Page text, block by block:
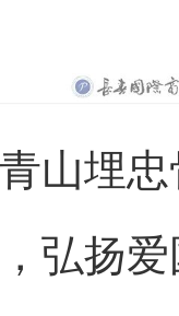
青山埋
弘扬